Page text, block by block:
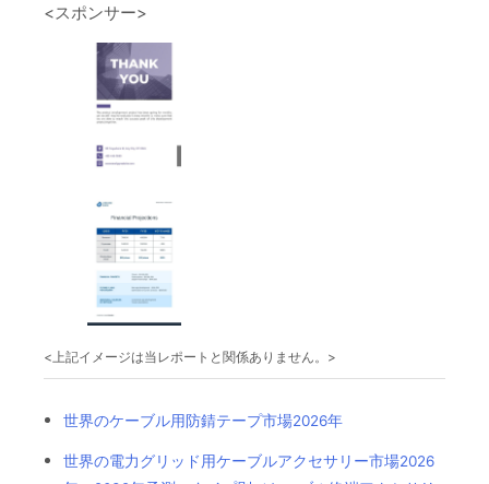
<スポンサー>
<上記イメージは当レポートと関係ありません。>
世界のケーブル用防錆テープ市場2026年
世界の電力グリッド用ケーブルアクセサリー市場2026